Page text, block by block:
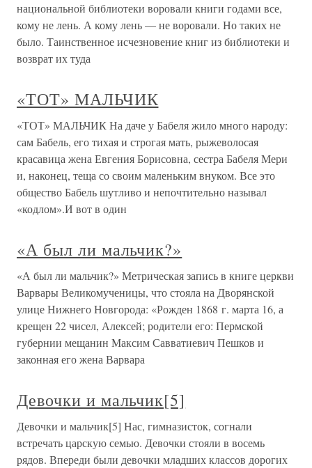
национальной библиотеки воровали книги годами все,
кому не лень. А кому лень — не воровали. Но таких не
было. Таинственное исчезновение книг из библиотеки и
возврат их туда
«ТОТ» МАЛЬЧИК
«ТОТ» МАЛЬЧИК На даче у Бабеля жило много народу:
сам Бабель, его тихая и строгая мать, рыжеволосая
красавица жена Евгения Борисовна, сестра Бабеля Мери
и, наконец, теща со своим маленьким внуком. Все это
общество Бабель шутливо и непочтительно называл
«кодлом».И вот в один
«А был ли мальчик?»
«А был ли мальчик?» Метрическая запись в книге церкви
Варвары Великомученицы, что стояла на Дворянской
улице Нижнего Новгорода: «Рожден 1868 г. марта 16, а
крещен 22 чисел, Алексей; родители его: Пермской
губернии мещанин Максим Савватиевич Пешков и
законная его жена Варвара
Девочки и мальчик[5]
Девочки и мальчик[5] Нас, гимназисток, согнали
встречать царскую семью. Девочки стояли в восемь
рядов. Впереди были девочки младших классов дорогих